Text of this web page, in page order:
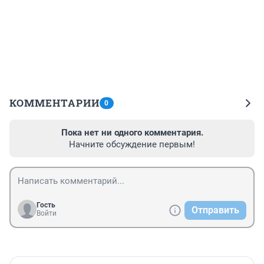
КОММЕНТАРИИ 0
Пока нет ни одного комментария.
Начните обсуждение первым!
Гость
Войти
Отправить